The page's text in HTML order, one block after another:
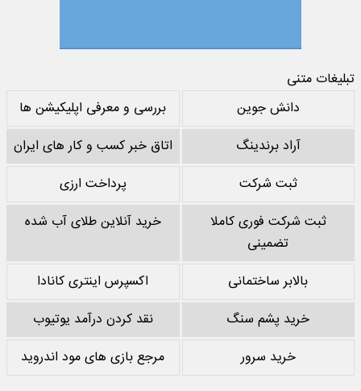
تبلیغات متنی
دانش جوین
بررسی و معرفی اپلیکیشن ها
آراد برندینگ
اتاق خبر کسب و کار های ایران
ثبت شرکت
پرداخت ارزی
ثبت شرکت فوری کاملا
تضمینی
خرید آنلاین طلای آب شده
بالابر ساختمانی
اکسپرس اینتری کانادا
خرید پشم سنگ
نقد کردن درآمد یوتیوب
خرید سرور
مرجع بازی های مود اندروید